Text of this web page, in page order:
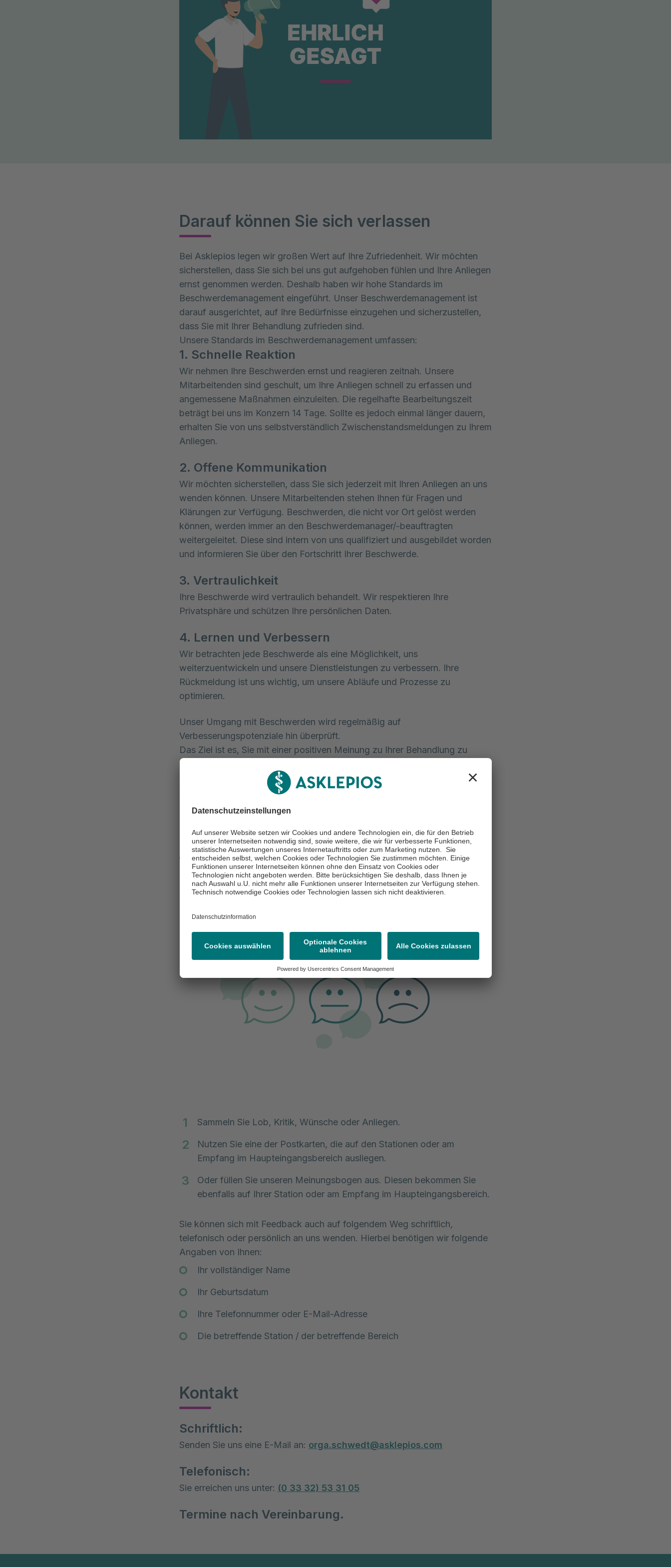
Darauf können Sie sich verlassen
Bei Asklepios legen wir großen Wert auf Ihre Zufriedenheit. Wir möchten
sicherstellen, dass Sie sich bei uns gut aufgehoben fühlen und Ihre Anliegen
ernst genommen werden. Deshalb haben wir hohe Standards im
Beschwerdemanagement eingeführt. Unser Beschwerdemanagement ist
darauf ausgerichtet, auf Ihre Bedürfnisse einzugehen und sicherzustellen,
dass Sie mit Ihrer Behandlung zufrieden sind.
Unsere Standards im Beschwerdemanagement umfassen:
1. Schnelle Reaktion
Wir nehmen Ihre Beschwerden ernst und reagieren zeitnah. Unsere
Mitarbeitenden sind geschult, um Ihre Anliegen schnell zu erfassen und
angemessene Maßnahmen einzuleiten. Die regelhafte Bearbeitungszeit
beträgt bei uns im Konzern 14 Tage. Sollte es jedoch einmal länger dauern,
erhalten Sie von uns selbstverständlich Zwischenstandsmeldungen zu Ihrem
Anliegen.
2. Offene Kommunikation
Wir möchten sicherstellen, dass Sie sich jederzeit mit Ihren Anliegen an uns
wenden können. Unsere Mitarbeitenden stehen Ihnen für Fragen und
Klärungen zur Verfügung. Beschwerden, die nicht vor Ort gelöst werden
können, werden immer an den Beschwerdemanager/-beauftragten
weitergeleitet. Diese sind intern von uns qualifiziert und ausgebildet worden
und informieren Sie über den Fortschritt Ihrer Beschwerde.
3. Vertraulichkeit
Ihre Beschwerde wird vertraulich behandelt. Wir respektieren Ihre
Privatsphäre und schützen Ihre persönlichen Daten.
4. Lernen und Verbessern
Wir betrachten jede Beschwerde als eine Möglichkeit, uns
weiterzuentwickeln und unsere Dienstleistungen zu verbessern. Ihre
Rückmeldung ist uns wichtig, um unsere Abläufe und Prozesse zu
optimieren.
Unser Umgang mit Beschwerden wird regelmäßig auf
Verbesserungspotenziale hin überprüft.
Das Ziel ist es, Sie mit einer positiven Meinung zu Ihrer Behandlung zu
entlassen oder eine für Sie positive Klarstellung des Sachverhaltes
So können Sie uns Feedback geben
So einfach können Sie uns verraten, was bei uns gut lief, was Sie sich
gewünscht hätten oder was wir besser machen sollten.
Sammeln Sie Lob, Kritik, Wünsche oder Anliegen.
Nutzen Sie eine der Postkarten, die auf den Stationen oder am
Empfang im Haupteingangsbereich ausliegen.
Oder füllen Sie unseren Meinungsbogen aus. Diesen bekommen Sie
ebenfalls auf Ihrer Station oder am Empfang im Haupteingangsbereich.
Sie können sich mit Feedback auch auf folgendem Weg schriftlich,
telefonisch oder persönlich an uns wenden. Hierbei benötigen wir folgende
Angaben von Ihnen:
Ihr vollständiger Name
Ihr Geburtsdatum
Ihre Telefonnummer oder E-Mail-Adresse
Die betreffende Station / der betreffende Bereich
Kontakt
Schriftlich:
Senden Sie uns eine E-Mail an: orga.schwedt@asklepios.com
Telefonisch:
Sie erreichen uns unter: (0 33 32) 53 31 05
Termine nach Vereinbarung.